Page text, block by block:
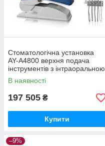
Стоматологічна установка
AY-A4800 верхня подача
інструментів з інтраоральною
камерою МедГруп
В наявності
197 505 ₴
Купити
–9%